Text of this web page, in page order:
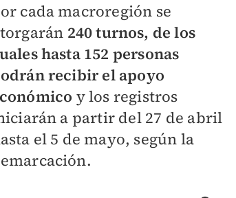
cada macroregión se
240 turnos, de los
hasta 152 personas
recibir el apoyo
y los registros
a partir del 27 de abril
el 5 de mayo, según la